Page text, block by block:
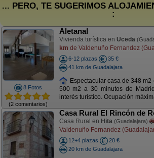
... PERO, TE SUGERIMOS
:
8 Fotos
(2 comentarios)
Aletanal
Vivienda turística en Uceda
km de Valdenuño Fernandez
6-12 plazas
35 €
41 km de Guadalajara
Espectacular casa de 348 m2
500 m2 a 30 minutos de
interés turístico. Ocupación
Casa Rural El Rincón de
Casa Rural en Hita (Guadalajara)
Valdenuño Fernandez
12+4 plazas
20 €
20 km de Guadalajara